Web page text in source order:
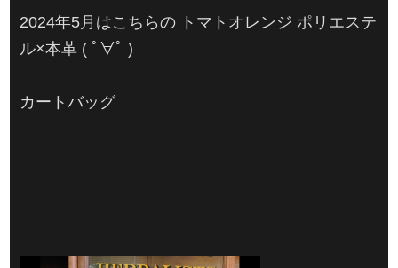
2024年5月はこちらの トマトオレンジ ポリエステ
ル×本革 ( ﾟ∀ﾟ )
カートバッグ